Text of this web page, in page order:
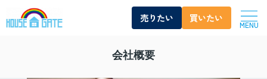
売りたい 買いたい
MENU
会社概要